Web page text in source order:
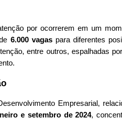
por ocorrerem em um
6.000 vagaspara diferentes
entre outros, espalhadas por
Empresarial,
e setembro de 2024,